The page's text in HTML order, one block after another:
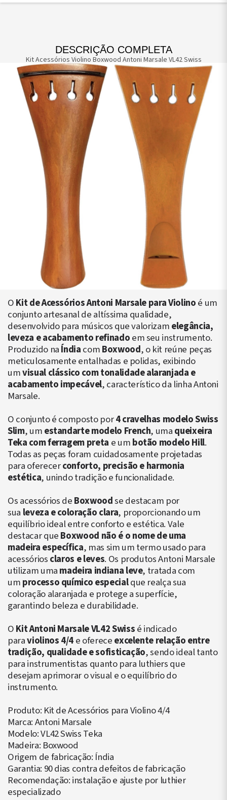
DESCRIÇÃO COMPLETA
Kit Acessórios Violino Boxwood Antoni Marsale VL42 Swiss
OKit de Acessórios Antoni Marsale para Violinoé um
conjunto artesanal de altíssima qualidade,
desenvolvido para músicos que valorizamelegância,
leveza e acabamento refinadoem seu instrumento.
Produzido naÍndiacomBoxwood, o kit reúne peças
meticulosamente entalhadas e polidas, exibindo
umvisual clássico com tonalidade alaranjada e
acabamento impecável, característico da linha Antoni
Marsale.
O conjunto é composto por4 cravelhas modelo Swiss
Slim, umestandarte modelo French, umaqueixeira
Teka com ferragem preta e umbotão modelo Hill.
Todas as peças foram cuidadosamente projetadas
para oferecerconforto, precisão e harmonia
estética, unindo tradição e funcionalidade.
Os acessórios deBoxwoodse destacam por
sua leveza e coloração clara, proporcionando um
equilíbrio ideal entre conforto e estética. Vale
destacar queBoxwood não é o nome de uma
madeira específica, mas sim um termo usado para
acessóriosclaros e leves. Os produtos Antoni Marsale
utilizam umamadeira indiana leve, tratada com
umprocesso químico especialque realça sua
coloração alaranjada e protege a superfície,
garantindo beleza e durabilidade.
OKit Antoni Marsale VL42 Swissé indicado
paraviolinos 4/4e ofereceexcelente relação entre
tradição, qualidade e sofisticação, sendo ideal tanto
para instrumentistas quanto para luthiers que
desejam aprimorar o visual e o equilíbrio do
instrumento.
Produto: Kit de Acessórios para Violino 4/4
Marca: Antoni Marsale
Modelo: VL42 Swiss Teka
Madeira: Boxwood
Origem de fabricação: Índia
Garantia: 90 dias contra defeitos de fabricação
Recomendação: instalação e ajuste por luthier
especializado